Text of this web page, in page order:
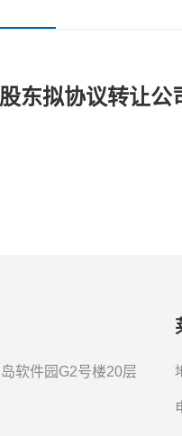
东拟协议转让
软件园G2号楼20层